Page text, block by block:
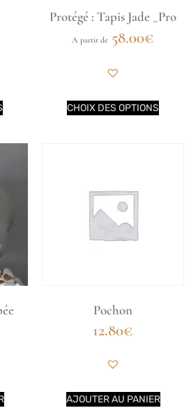
Protégé : Tapis Jade _Pro
A partir de 58.00€
CHOIX DES OPTIONS
Pochon
12.80€
AJOUTER AU PANIER